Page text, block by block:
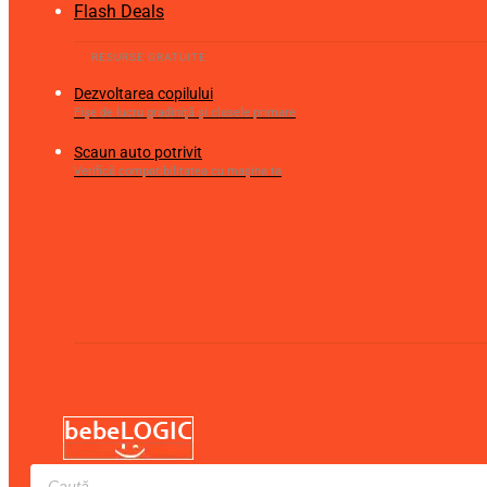
Flash Deals
Dezvoltarea copilului
Fișe de lucru gradiniță și clasele primare
Scaun auto potrivit
Verifică compatibilitatea cu mașina ta
Products